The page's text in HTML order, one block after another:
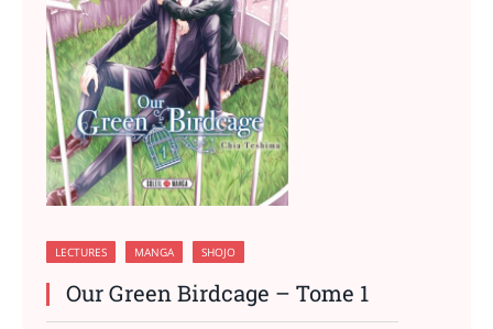
LECTURES MANGA SHOJO
Our Green Birdcage – Tome 1